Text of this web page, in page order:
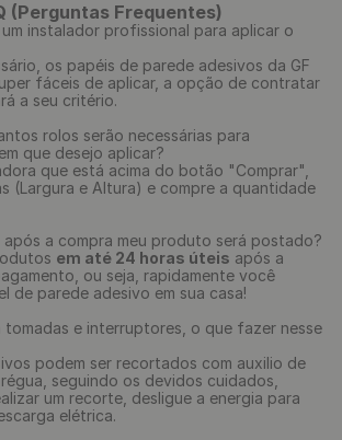
(Perguntas Frequentes)
instalador profissional para aplicar o
os papéis de parede adesivos da GF
fáceis de aplicar, a opção de contratar
a seu critério.
rolos serão necessárias para
que desejo aplicar?
que está acima do botão "Comprar",
(Largura e Altura) e compre a quantidade
após a compra meu produto será postado?
em até 24 horas úteis após a
ou seja, rapidamente você
de parede adesivo em sua casa!
tomadas e interruptores, o que fazer nesse
podem ser recortados com auxilio de
seguindo os devidos cuidados,
um recorte, desligue a energia para
elétrica.